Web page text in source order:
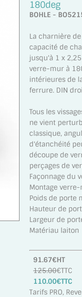
180deg
BOHLE -
La charnière
capacité de
jusqu'à 1 x
verre-mur à
intérieures de
ferrure. DIN
Tous les
ne vient
classique,
d'étanchéité
découpe de
perçages de
Façonnage du
Montage
Poids de porte
Hauteur de
Largeur de
Matériau laiton
91.67€HT
125.00€TTC
110.00€TTC
Tarifs PRO,